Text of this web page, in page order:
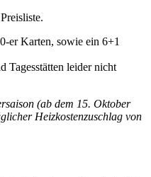
er Karten, sowie ein 6+1
Tagesstätten leider nicht
(ab dem 15. Oktober
Heizkostenzuschlag von